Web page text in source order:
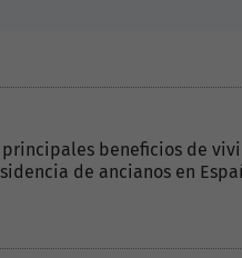
principales beneficios de
de ancianos en